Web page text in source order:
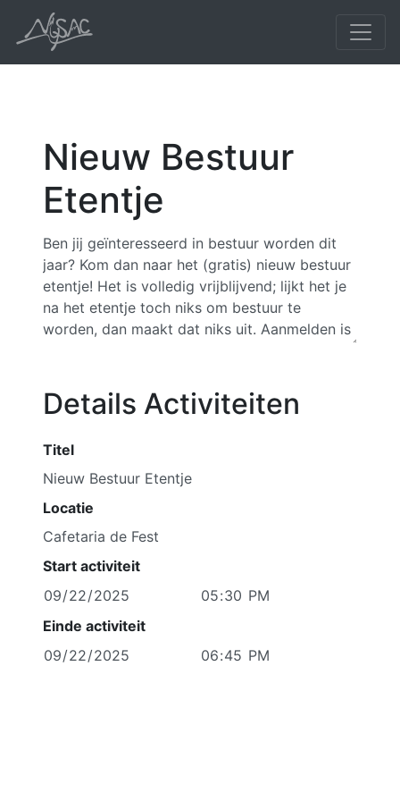
Nieuw Bestuur
Etentje
Details Activiteiten
Titel
Locatie
Start activiteit
Einde activiteit